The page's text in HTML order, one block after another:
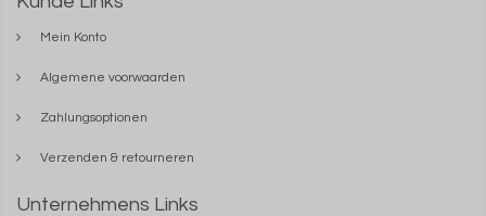
Mein Konto
Algemene voorwaarden
Zahlungsoptionen
Verzenden & retourneren
Unternehmens Links